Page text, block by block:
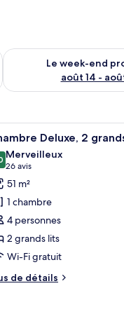
août 7 - août 9
Le week-end
août 14 -
Vérifier la disponibilité
grand lit, d’un coin
:
6 Deluxe, 2
sur 10
Merveilleux
26 avis
(26 avis)
51 m²
1 chambre
4 personnes
2 grands lits
Wi-Fi gratuit
de détails